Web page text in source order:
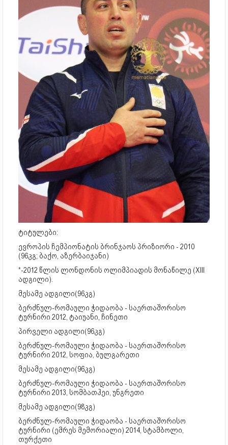
ტიტულები:
ევროპის ჩემპიონატის ბრინჯაოს პრიზიორი - 2010
(96კგ; ბაქო, აზერბაიჯანი)
*-2012 წლის ლონდონის ოლიმპიადის მონაწილე (XIII
ადგილი).
მესამე ადგილი(96კგ)
ბერძნულ-რომაული ჭიდაობა - საერთაშორისო
ტურნირი 2012, ტაიუანი, ჩინეთი
პირველი ადგილი(96კგ)
ბერძნულ-რომაული ჭიდაობა - საერთაშორისო
ტურნირი 2012, სოფია, ბულგარეთი
მესამე ადგილი(96კგ)
ბერძნულ-რომაული ჭიდაობა - საერთაშორისო
ტურნირი 2013, სომბათჰეი, უნგრეთი
მესამე ადგილი(98კგ)
ბერძნულ-რომაული ჭიდაობა - საერთაშორისო
ტურნირი (ემრეს მემორიალი) 2014, სტამბოლი,
თურქეთი